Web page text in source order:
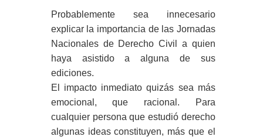
Probablemente sea innecesario
explicar la importancia de las Jornadas
Nacionales de Derecho Civil a quien
haya asistido a alguna de sus
ediciones.
El impacto inmediato quizás sea más
emocional, que racional. Para
cualquier persona que estudió derecho
algunas ideas constituyen, más que el